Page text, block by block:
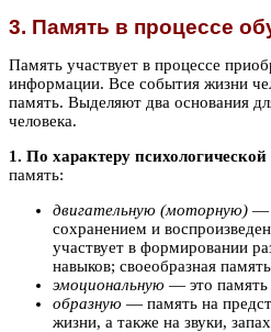
3. Память в процессе
Память участвует в процессе
информации. Все события жизни
память. Выделяют два основания
человека.
1. По характеру
память:
двигательную (моторную) —
сохранением и
участвует в формировании
навыков; своеобразная
эмоциональную — это память
образную — память на
жизни, а также на звуки,